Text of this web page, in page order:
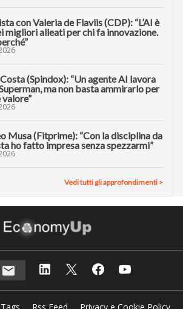
con Valeria de Flaviis (CDP): “L’AI è
migliori alleati per chi fa innovazione.
(Spindox): “Un agente AI lavora
ma non basta ammirarlo per
Musa (Fitprime): “Con la disciplina da
ho fatto impresa senza spezzarmi”
Vedi tutti gli approfondimenti >